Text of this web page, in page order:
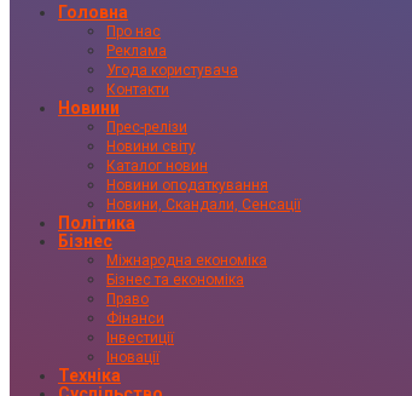
Головна
Про нас
Реклама
Угода користувача
Контакти
Новини
Прес-релізи
Новини світу
Каталог новин
Новини оподаткування
Новини, Скандали, Сенсації
Політика
Бізнес
Міжнародна економіка
Бізнес та економіка
Право
Фінанси
Інвестиції
Іновації
Техніка